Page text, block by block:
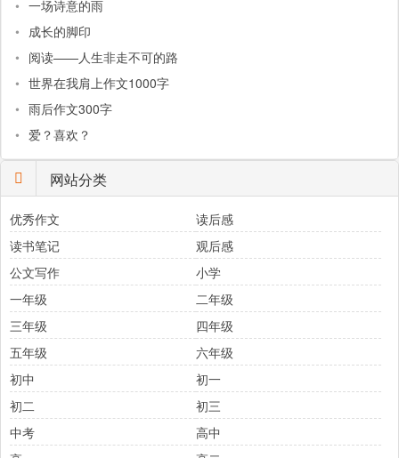
• 一场诗意的雨
• 成长的脚印
• 阅读——人生非走不可的路
• 世界在我肩上作文1000字
• 雨后作文300字
• 爱？喜欢？
网站分类
优秀作文
读后感
读书笔记
观后感
公文写作
小学
一年级
二年级
三年级
四年级
五年级
六年级
初中
初一
初二
初三
中考
高中